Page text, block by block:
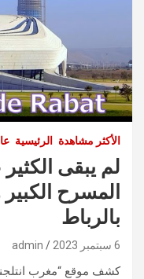
الأكثر مشاهدة الرئيسية
لم يبقى
المسرح
بالرباط
6 سبتمبر 2023 admin
كشف موقع “مغرب